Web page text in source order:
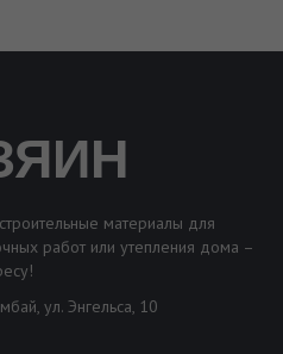
материалы для
работ или утепления дома –
ул. Энгельса, 10